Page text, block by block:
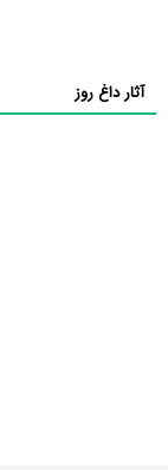
آثار داغ روز